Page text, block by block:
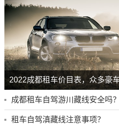
2022成都租车价目表，众多豪
成都租车自驾游川藏线安全吗？
租车自驾滇藏线注意事项？